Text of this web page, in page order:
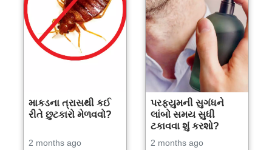
માકડના ત્રાસથી કઈ
રીતે છુટકારો મેળવવો?
2 months ago
પરફ્યુમની સુગંધને
લાંબો સમય સુધી
ટકાવવા શું કરશો?
2 months ago